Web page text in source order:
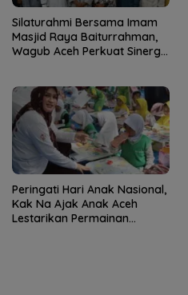
Silaturahmi Bersama Imam
Masjid Raya Baiturrahman,
Wagub Aceh Perkuat Sinergi
Peringati Hari Anak Nasional,
Kak Na Ajak Anak Aceh
Lestarikan Permainan